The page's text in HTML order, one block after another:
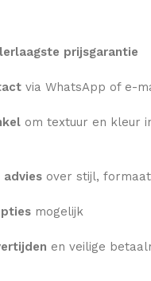
prijsgarantie
via WhatsApp of e-
om textuur en kleur
advies over stijl,
mogelijk
en veilige